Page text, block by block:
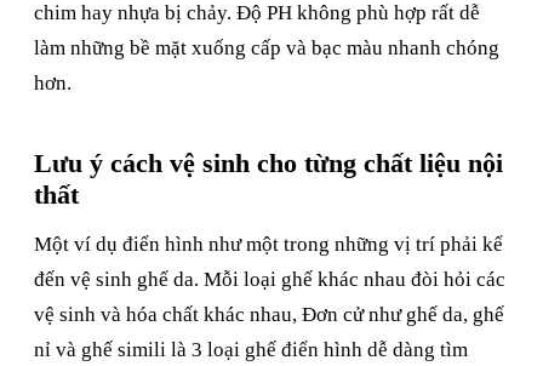
chim hay nhựa bị chảy. Độ PH không phù hợp rất dễ
làm những bề mặt xuống cấp và bạc màu nhanh chóng
hơn.
Lưu ý cách vệ sinh cho từng chất liệu nội
thất
Một ví dụ điển hình như một trong những vị trí phải kể
đến vệ sinh ghế da. Mỗi loại ghế khác nhau đòi hỏi các
vệ sinh và hóa chất khác nhau, Đơn cử như ghế da, ghế
nỉ và ghế simili là 3 loại ghế điển hình dễ dàng tìm